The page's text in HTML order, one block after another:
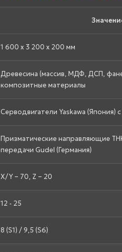
1 600 x 3 200 x 200 мм
Древесина (массив, МДФ, ДСП,
композитные материалы
Серводвигатели Yaskawa
Призматические направляющие
передачи Gudel (Германия)
X/Y – 70, Z – 20
12 - 25
8 (S1) / 9,5 (S6)